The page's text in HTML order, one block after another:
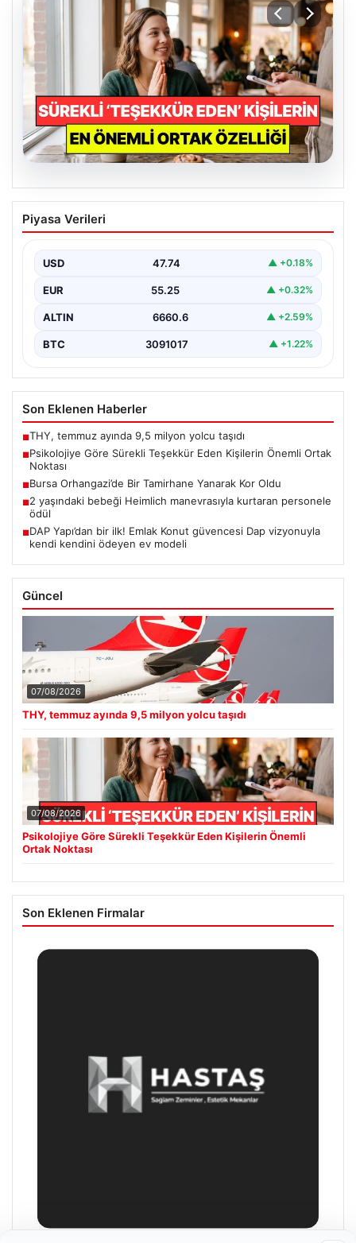
Psikolojiye Göre Sürekli Teşekkür Eden
Kişilerin Önemli Ortak Noktası
ifadesini kullanmak, ilk bakışta yalnızca temel bir
nezaket kuralı…
Piyasa Verileri
USD 47.74 ▲ +0.18%
EUR 55.25 ▲ +0.32%
ALTIN 6660.6 ▲ +2.59%
BTC 3091017 ▲ +1.22%
Son Eklenen Haberler
■THY, temmuz ayında 9,5 milyon yolcu taşıdı
■Psikolojiye Göre Sürekli Teşekkür Eden Kişilerin Önemli Ortak
Noktası
■Bursa Orhangazi’de Bir Tamirhane Yanarak Kor Oldu
■2 yaşındaki bebeği Heimlich manevrasıyla kurtaran personele
ödül
■DAP Yapı’dan bir ilk! Emlak Konut güvencesi Dap vizyonuyla
kendi kendini ödeyen ev modeli
Güncel
07/08/2026
THY, temmuz ayında 9,5 milyon yolcu taşıdı
07/08/2026
Psikolojiye Göre Sürekli Teşekkür Eden Kişilerin Önemli
Ortak Noktası
Son Eklenen Firmalar